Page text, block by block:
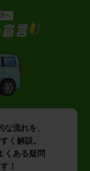
流れを、
く解説。
くある疑問
！